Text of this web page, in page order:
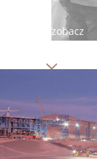
zobacz
więcej